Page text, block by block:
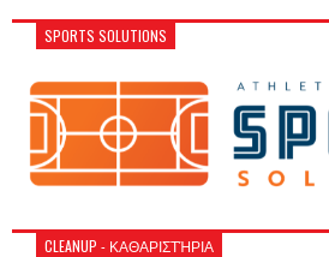
SPORTS SOLUTIONS
CLEANUP - ΚΑΘΑΡΙΣΤΉΡΙΑ